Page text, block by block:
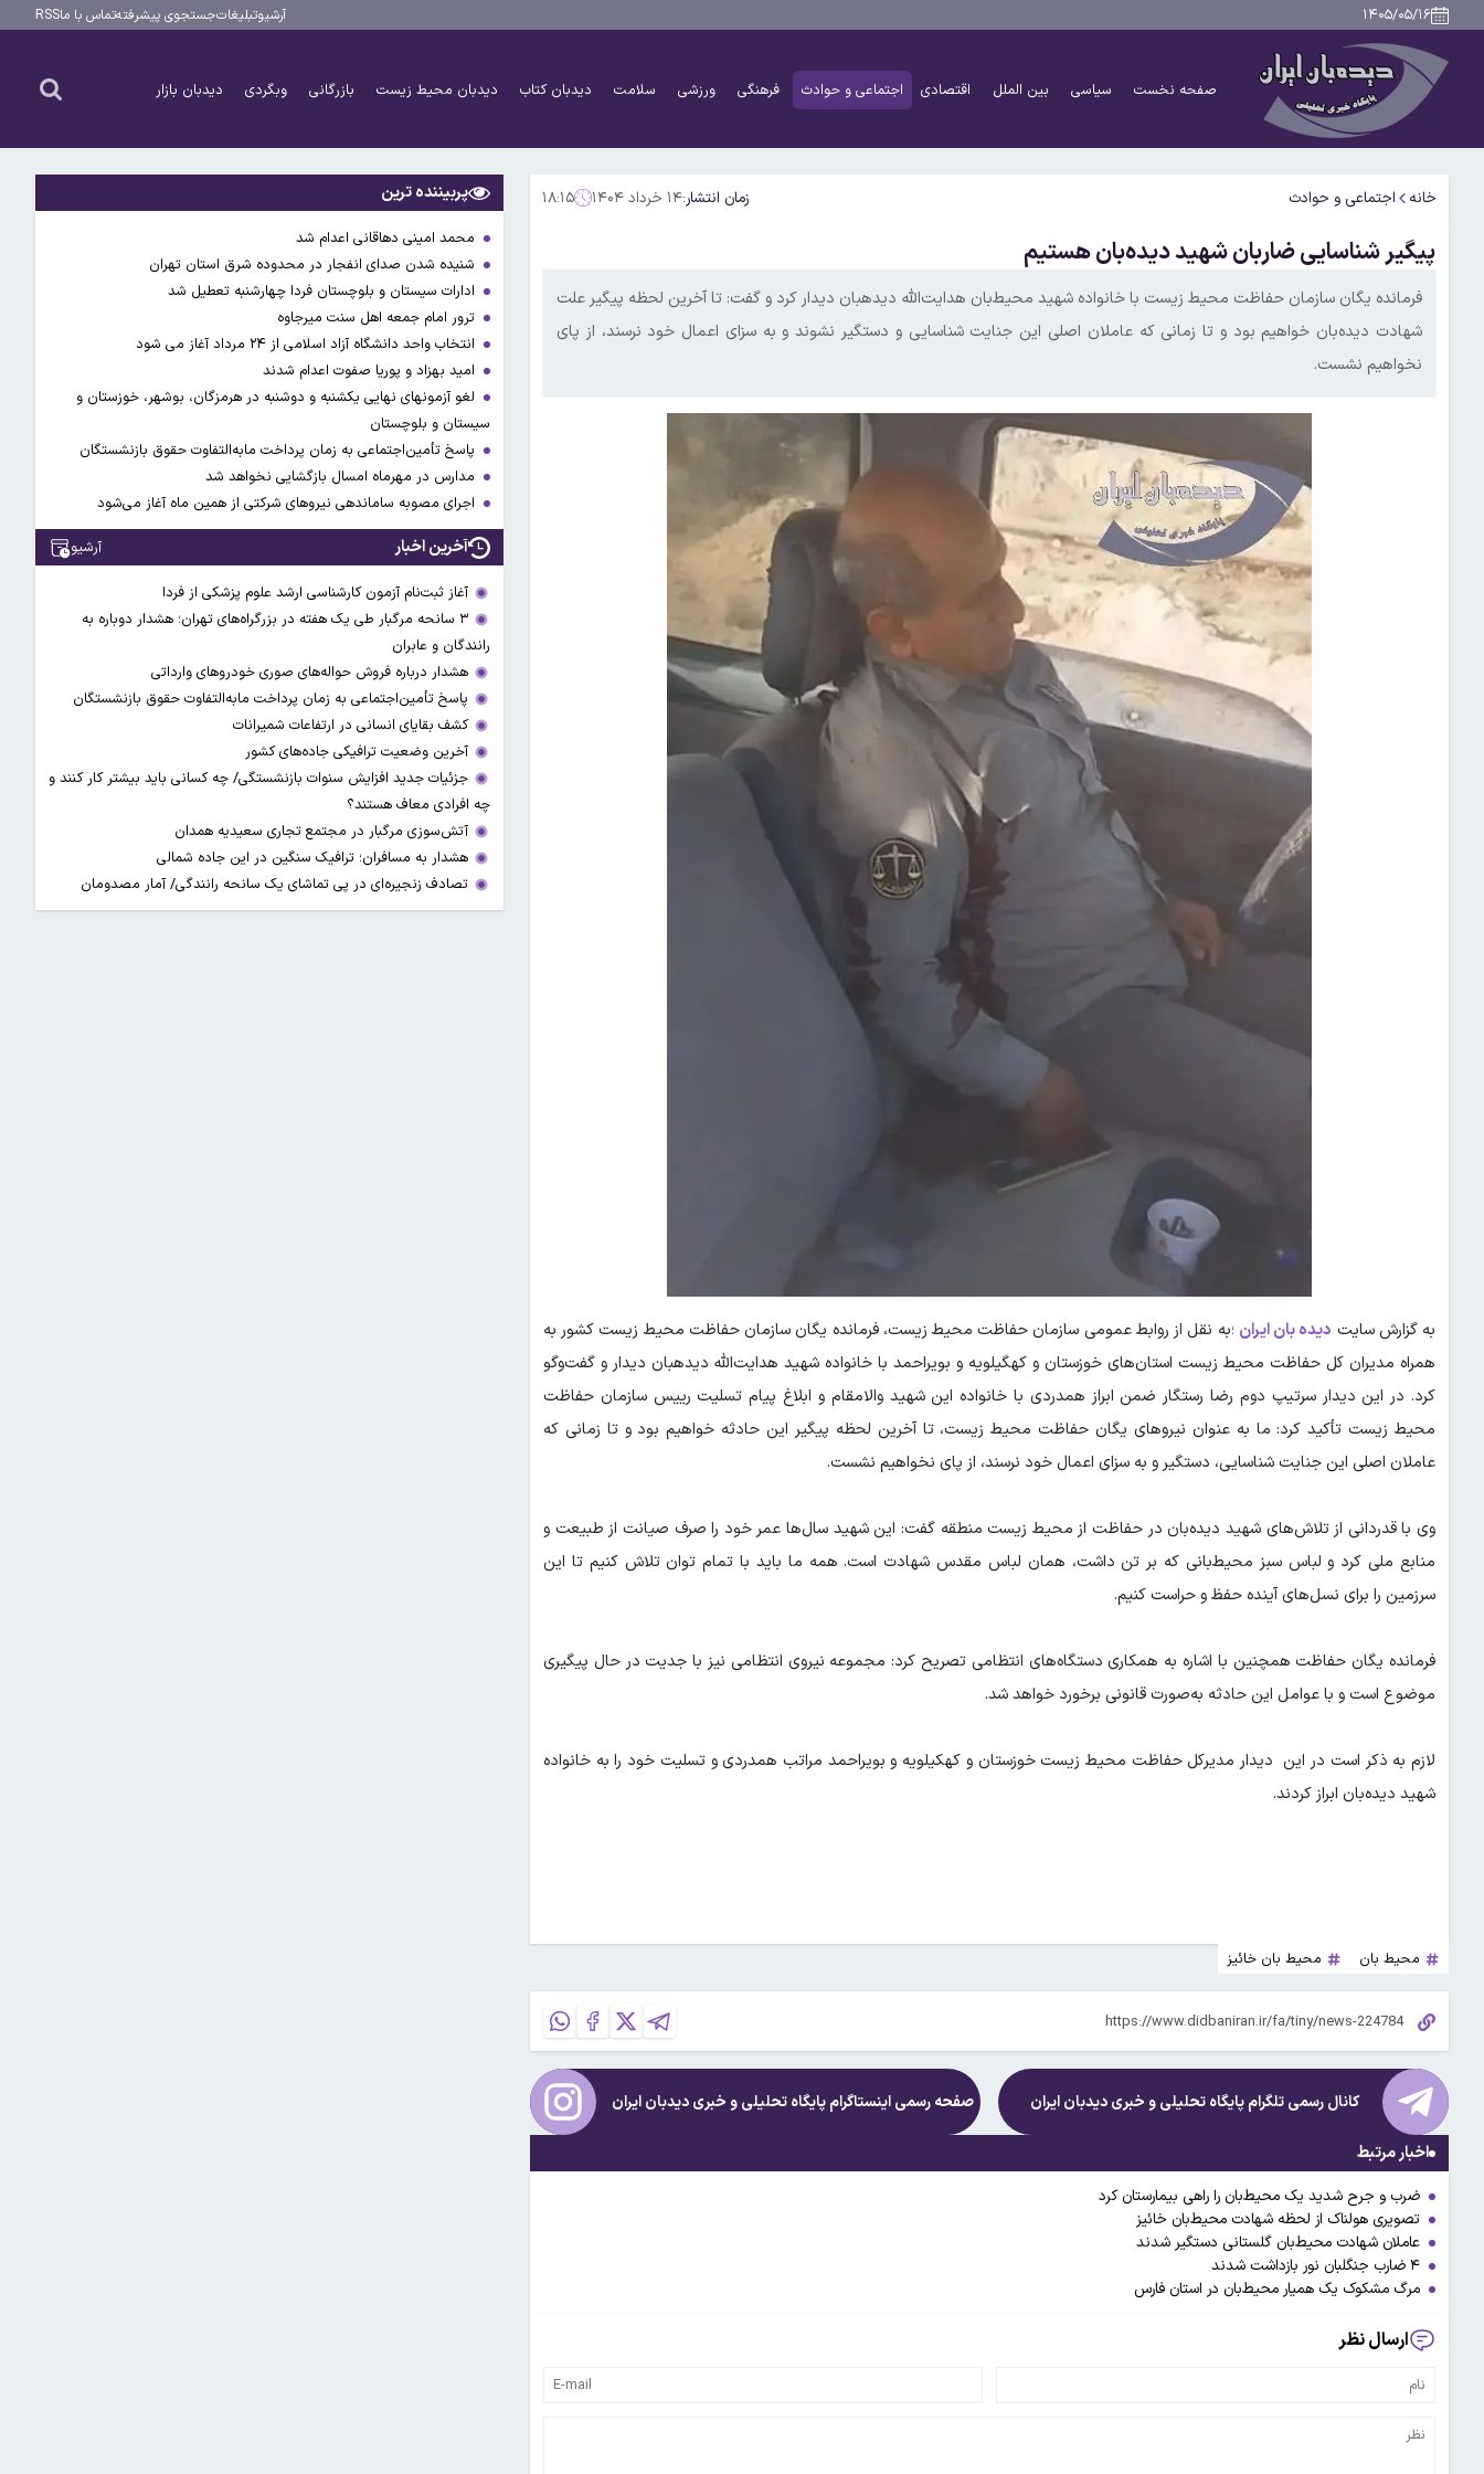
۱۴۰۵/۰۵/۱۶ آرشیوتبلیغاتجستجوی پیشرفتهتماس با ماRSS
صفحه نخست سیاسی بین الملل اقتصادی اجتماعی و حوادث فرهنگی ورزشی سلامت دیدبان کتاب دیدبان محیط زیست بازرگانی وبگردی دیدبان بازار
خانه اجتماعی و حوادث زمان انتشار:۱۴ خرداد ۱۴۰۴ ۱۸:۱۵
پیگیر شناسایی ضاربان شهید دیده‌بان هستیم
فرمانده یگان سازمان حفاظت محیط‌ زیست با خانواده شهید محیط‌بان هدایت‌الله دیدهبان دیدار کرد و گفت: تا آخرین لحظه پیگیر علت
شهادت دیده‌بان خواهیم بود و تا زمانی که عاملان اصلی این جنایت شناسایی و دستگیر نشوند و به سزای اعمال خود نرسند، از پای
نخواهیم نشست.
به گزارش سایت دیده بان ایران ؛به نقل از روابط عمومی سازمان حفاظت محیط زیست، فرمانده یگان سازمان حفاظت محیط زیست کشور به
همراه مدیران کل حفاظت محیط زیست استان‌های خوزستان و کهگیلویه و بویراحمد با خانواده شهید هدایت‌الله دیدهبان دیدار و گفت‌وگو
کرد. در این دیدار سرتیپ دوم رضا رستگار ضمن ابراز همدردی با خانواده این شهید والامقام و ابلاغ پیام تسلیت رییس سازمان حفاظت
محیط زیست تأکید کرد: ما به عنوان نیروهای یگان حفاظت محیط زیست، تا آخرین لحظه پیگیر این حادثه خواهیم بود و تا زمانی که
عاملان اصلی این جنایت شناسایی، دستگیر و به سزای اعمال خود نرسند، از پای نخواهیم نشست.
وی با قدردانی از تلاش‌های شهید دیده‌بان در حفاظت از محیط زیست منطقه گفت: این شهید سال‌ها عمر خود را صرف صیانت از طبیعت و
منابع ملی کرد و لباس سبز محیط‌بانی که بر تن داشت، همان لباس مقدس شهادت است. همه ما باید با تمام توان تلاش کنیم تا این
سرزمین را برای نسل‌های آینده حفظ و حراست کنیم.
فرمانده یگان حفاظت همچنین با اشاره به همکاری دستگاه‌های انتظامی تصریح کرد: مجموعه نیروی انتظامی نیز با جدیت در حال پیگیری
موضوع است و با عوامل این حادثه به‌صورت قانونی برخورد خواهد شد.
لازم به ذکر است در این دیدار مدیرکل حفاظت محیط زیست خوزستان و کهکیلویه و بویراحمد مراتب همدردی و تسلیت خود را به خانواده
شهید دیده‌بان ابراز کردند.
محیط بان محیط بان خائیز
کانال رسمی تلگرام پایگاه تحلیلی و خبریدیدبان ایران صفحه رسمی اینستاگرام پایگاه تحلیلی و خبریدیدبان ایران
اخبار مرتبط
ضرب و جرح شدید یک محیط‌بان را راهی بیمارستان کرد
تصویری هولناک از لحظه شهادت محیط‌بان خائیز
عاملان شهادت محیط‌بان گلستانی دستگیر شدند
۴ ضارب جنگلبان نور بازداشت شدند
مرگ مشکوک یک همیار محیط‌بان در استان فارس
ارسال نظر
پربیننده ترین
محمد امینی دهاقانی اعدام شد
شنیده شدن صدای انفجار در محدوده شرق استان تهران
ادارات سیستان و بلوچستان فردا چهارشنبه تعطیل شد
ترور امام جمعه اهل سنت میرجاوه
انتخاب واحد دانشگاه آزاد اسلامی از ۲۴ مرداد آغاز می شود
امید بهزاد و پوریا صفوت اعدام شدند
لغو آزمونهای نهایی یکشنبه و دوشنبه در هرمزگان، بوشهر، خوزستان و
سیستان و بلوچستان
پاسخ تأمین‌اجتماعی به زمان پرداخت مابه‌التفاوت حقوق بازنشستگان
مدارس در مهرماه امسال بازگشایی نخواهد شد
اجرای مصوبه ساماندهی نیرو‌های شرکتی از همین ماه آغاز می‌شود
آخرین اخبار آرشیو
آغاز ثبت‌نام‌ آزمون کارشناسی ارشد علوم پزشکی از فردا
۳ سانحه مرگبار طی یک هفته در بزرگراه‌های تهران؛ هشدار دوباره به
رانندگان و عابران
هشدار درباره فروش حواله‌های صوری خودروهای وارداتی
پاسخ تأمین‌اجتماعی به زمان پرداخت مابه‌التفاوت حقوق بازنشستگان
کشف بقایای انسانی در ارتفاعات شمیرانات
آخرین وضعیت ترافیکی جاده‌های کشور
جزئیات جدید افزایش سنوات بازنشستگی/ چه کسانی باید بیشتر کار کنند و
چه افرادی معاف هستند؟
آتش‌سوزی مرگبار در مجتمع تجاری سعیدیه همدان
هشدار به مسافران؛ ترافیک سنگین در این جاده شمالی
تصادف زنجیره‌ای در پی تماشای یک سانحه رانندگی/ آمار مصدومان